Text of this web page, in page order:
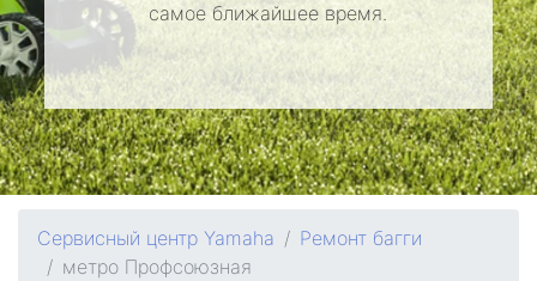
самое ближайшее время.
Сервисный центр Yamaha
Ремонт багги
метро Профсоюзная